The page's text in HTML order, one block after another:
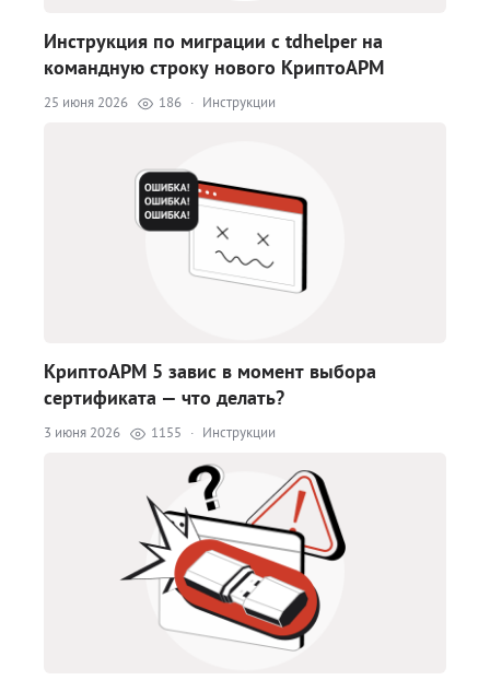
Инструкция по миграции с tdhelper на
командную строку нового КриптоАРМ
25 июня 2026 186 · Инструкции
КриптоАРМ 5 завис в момент выбора
сертификата — что делать?
3 июня 2026 1155 · Инструкции